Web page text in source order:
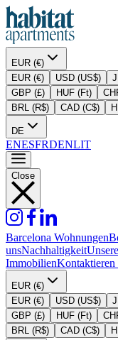
EUR (€)
EUR (€)
USD (US$)
GBP (£)
HUF (Ft)
BRL (R$)
CAD (C$)
DE
ENESFRDENLIT
Close
Barcelona Wohnungen
unsNachhaltigkeit
ImmobilienKontaktieren
EUR (€)
EUR (€)
USD (US$)
GBP (£)
HUF (Ft)
BRL (R$)
CAD (C$)